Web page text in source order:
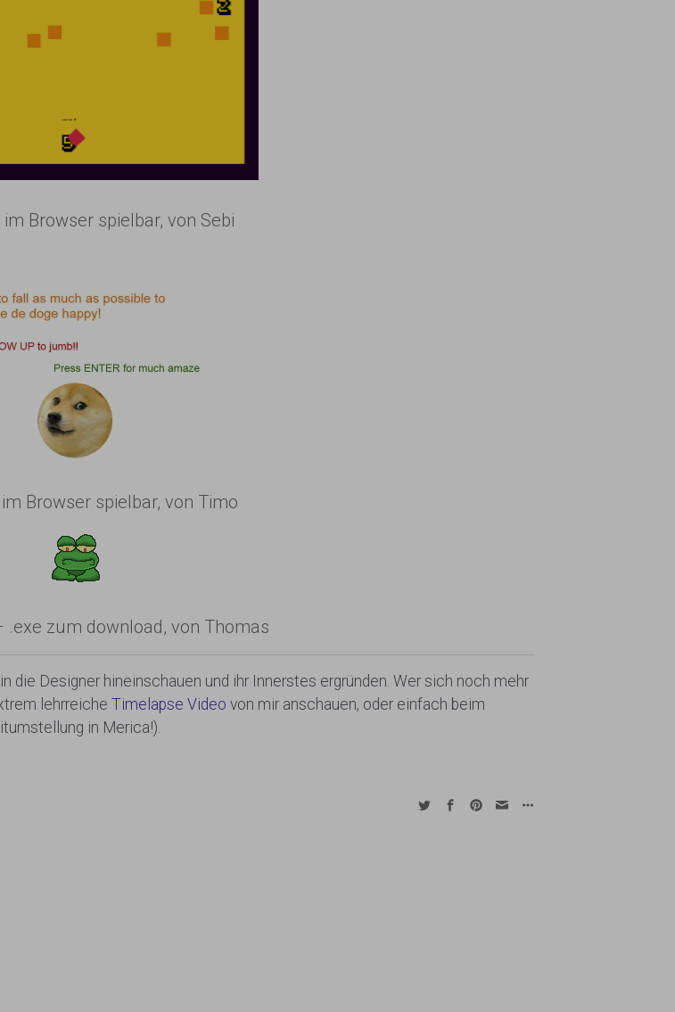
Browser spielbar, von Sebi
Browser spielbar, von Timo
.exe zum download, von Thomas
die Designer hineinschauen und ihr Innerstes ergründen. Wer sich noch mehr
lehrreiche Timelapse Video von mir anschauen, oder einfach beim
in Merica!).